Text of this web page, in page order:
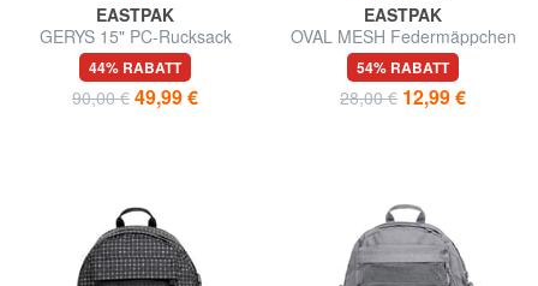
EASTPAK
GERYS 15" PC-Rucksack
44% RABATT
90,00 € 49,99 €
EASTPAK
OVAL MESH Federmäppchen
54% RABATT
28,00 € 12,99 €